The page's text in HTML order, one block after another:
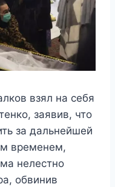
взял на себя
заявив, что
за дальнейшей
временем,
нелестно
обвинив